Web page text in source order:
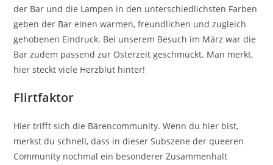
der Bar und die Lampen in den unterschiedlichsten Farben
geben der Bar einen warmen, freundlichen und zugleich
gehobenen Eindruck. Bei unserem Besuch im März war die
Bar zudem passend zur Osterzeit geschmückt. Man merkt,
hier steckt viele Herzblut hinter!
Flirtfaktor
Hier trifft sich die Bärencommunity. Wenn du hier bist,
merkst du schnell, dass in dieser Subszene der queeren
Community nochmal ein besonderer Zusammenhalt